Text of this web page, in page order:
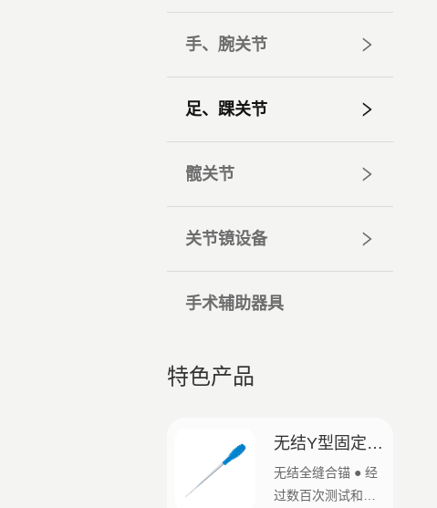
手、腕关节
足、踝关节
髋关节
关节镜设备
手术辅助器具
特色产品
无结Y型固定全
无结全缝合锚 ● 经
过数百次测试和分